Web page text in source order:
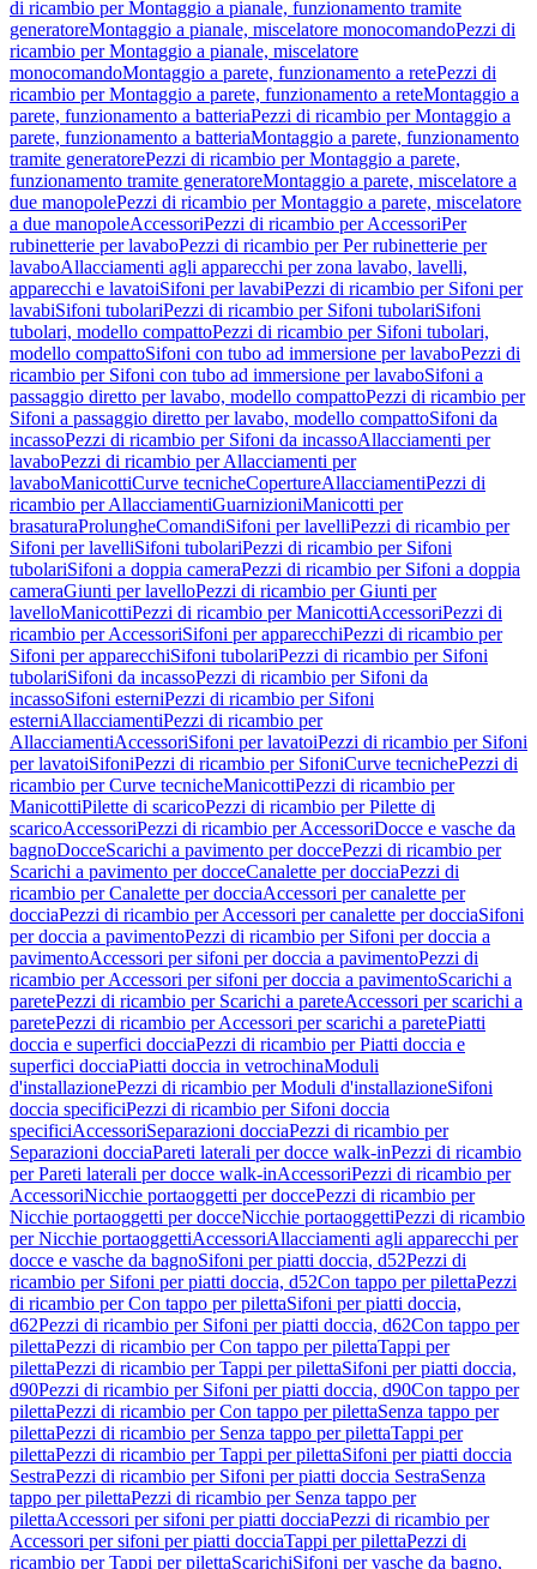
di ricambio per Montaggio a pianale, funzionamento tramite
generatoreMontaggio a pianale, miscelatore monocomandoPezzi di
ricambio per Montaggio a pianale, miscelatore
monocomandoMontaggio a parete, funzionamento a retePezzi di
ricambio per Montaggio a parete, funzionamento a reteMontaggio a
parete, funzionamento a batteriaPezzi di ricambio per Montaggio a
parete, funzionamento a batteriaMontaggio a parete, funzionamento
tramite generatorePezzi di ricambio per Montaggio a parete,
funzionamento tramite generatoreMontaggio a parete, miscelatore a
due manopolePezzi di ricambio per Montaggio a parete, miscelatore
a due manopoleAccessoriPezzi di ricambio per AccessoriPer
rubinetterie per lavaboPezzi di ricambio per Per rubinetterie per
lavaboAllacciamenti agli apparecchi per zona lavabo, lavelli,
apparecchi e lavatoiSifoni per lavabiPezzi di ricambio per Sifoni per
lavabiSifoni tubolariPezzi di ricambio per Sifoni tubolariSifoni
tubolari, modello compattoPezzi di ricambio per Sifoni tubolari,
modello compattoSifoni con tubo ad immersione per lavaboPezzi di
ricambio per Sifoni con tubo ad immersione per lavaboSifoni a
passaggio diretto per lavabo, modello compattoPezzi di ricambio per
Sifoni a passaggio diretto per lavabo, modello compattoSifoni da
incassoPezzi di ricambio per Sifoni da incassoAllacciamenti per
lavaboPezzi di ricambio per Allacciamenti per
lavaboManicottiCurve tecnicheCopertureAllacciamentiPezzi di
ricambio per AllacciamentiGuarnizioniManicotti per
brasaturaProlungheComandiSifoni per lavelliPezzi di ricambio per
Sifoni per lavelliSifoni tubolariPezzi di ricambio per Sifoni
tubolariSifoni a doppia cameraPezzi di ricambio per Sifoni a doppia
cameraGiunti per lavelloPezzi di ricambio per Giunti per
lavelloManicottiPezzi di ricambio per ManicottiAccessoriPezzi di
ricambio per AccessoriSifoni per apparecchiPezzi di ricambio per
Sifoni per apparecchiSifoni tubolariPezzi di ricambio per Sifoni
tubolariSifoni da incassoPezzi di ricambio per Sifoni da
incassoSifoni esterniPezzi di ricambio per Sifoni
esterniAllacciamentiPezzi di ricambio per
AllacciamentiAccessoriSifoni per lavatoiPezzi di ricambio per Sifoni
per lavatoiSifoniPezzi di ricambio per SifoniCurve tecnichePezzi di
ricambio per Curve tecnicheManicottiPezzi di ricambio per
ManicottiPilette di scaricoPezzi di ricambio per Pilette di
scaricoAccessoriPezzi di ricambio per AccessoriDocce e vasche da
bagnoDocceScarichi a pavimento per doccePezzi di ricambio per
Scarichi a pavimento per docceCanalette per docciaPezzi di
ricambio per Canalette per docciaAccessori per canalette per
docciaPezzi di ricambio per Accessori per canalette per docciaSifoni
per doccia a pavimentoPezzi di ricambio per Sifoni per doccia a
pavimentoAccessori per sifoni per doccia a pavimentoPezzi di
ricambio per Accessori per sifoni per doccia a pavimentoScarichi a
paretePezzi di ricambio per Scarichi a pareteAccessori per scarichi a
paretePezzi di ricambio per Accessori per scarichi a paretePiatti
doccia e superfici docciaPezzi di ricambio per Piatti doccia e
superfici docciaPiatti doccia in vetrochinaModuli
d'installazionePezzi di ricambio per Moduli d'installazioneSifoni
doccia specificiPezzi di ricambio per Sifoni doccia
specificiAccessoriSeparazioni docciaPezzi di ricambio per
Separazioni docciaPareti laterali per docce walk-inPezzi di ricambio
per Pareti laterali per docce walk-inAccessoriPezzi di ricambio per
AccessoriNicchie portaoggetti per doccePezzi di ricambio per
Nicchie portaoggetti per docceNicchie portaoggettiPezzi di ricambio
per Nicchie portaoggettiAccessoriAllacciamenti agli apparecchi per
docce e vasche da bagnoSifoni per piatti doccia, d52Pezzi di
ricambio per Sifoni per piatti doccia, d52Con tappo per pilettaPezzi
di ricambio per Con tappo per pilettaSifoni per piatti doccia,
d62Pezzi di ricambio per Sifoni per piatti doccia, d62Con tappo per
pilettaPezzi di ricambio per Con tappo per pilettaTappi per
pilettaPezzi di ricambio per Tappi per pilettaSifoni per piatti doccia,
d90Pezzi di ricambio per Sifoni per piatti doccia, d90Con tappo per
pilettaPezzi di ricambio per Con tappo per pilettaSenza tappo per
pilettaPezzi di ricambio per Senza tappo per pilettaTappi per
pilettaPezzi di ricambio per Tappi per pilettaSifoni per piatti doccia
SestraPezzi di ricambio per Sifoni per piatti doccia SestraSenza
tappo per pilettaPezzi di ricambio per Senza tappo per
pilettaAccessori per sifoni per piatti docciaPezzi di ricambio per
Accessori per sifoni per piatti docciaTappi per pilettaPezzi di
ricambio per Tappi per pilettaScarichiSifoni per vasche da bagno,